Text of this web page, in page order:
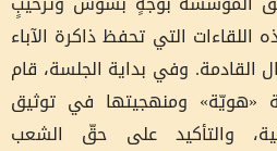
اللقاءات التي تحفظ ذاكرة الآباء
القادمة. وفي بداية الجلسة، قام
«هويّة» ومنهجيتها في توثيق
والتأكيد على حقّ الشعب